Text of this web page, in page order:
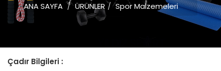
ANA SAYFA ÜRÜNLER Spor Malzemeleri
Çadır Bilgileri :